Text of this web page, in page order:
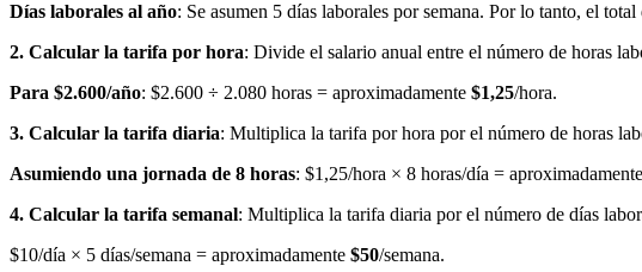
Días laborales al año: Se asumen 5 días laborales por semana. Por lo tanto, el
2. Calcular la tarifa por hora: Divide el salario anual entre el número de horas
Para $2.600/año: $2.600 ÷ 2.080 horas = aproximadamente $1,25/hora.
3. Calcular la tarifa diaria: Multiplica la tarifa por hora por el número de horas
Asumiendo una jornada de 8 horas: $1,25/hora × 8 horas/día = aproximadamente
4. Calcular la tarifa semanal: Multiplica la tarifa diaria por el número de días
$10/día × 5 días/semana = aproximadamente $50/semana.